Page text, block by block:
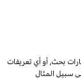
بحث, أو أي تعريفات
سبيل المثال